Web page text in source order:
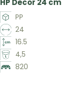
HP Decor 24 cm
PP
24
16.5
4,5
820